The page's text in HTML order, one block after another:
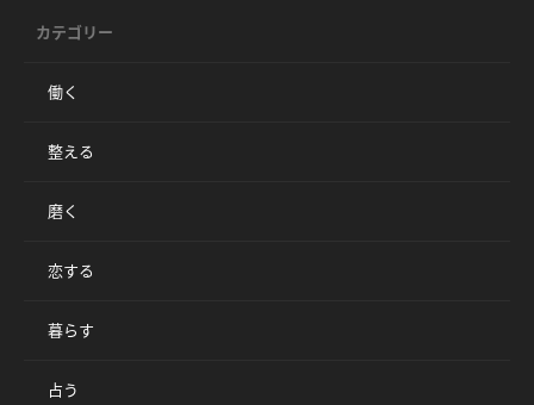
カテゴリー
働く
整える
磨く
恋する
暮らす
占う